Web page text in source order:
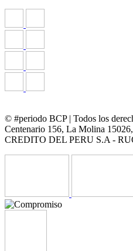
© #periodo BCP | Todos los
Centenario 156, La Molina
CREDITO DEL PERU S.A -